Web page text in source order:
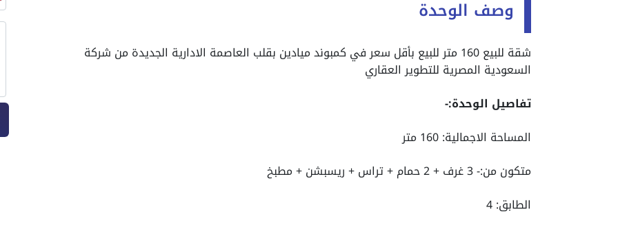
وصف الوحدة
شقة للبيع 160 متر للبيع بأقل سعر في كمبوند ميادين بقلب العاصمة الادارية الجديدة من شركة
السعودية المصرية للتطوير العقاري
تفاصيل الوحدة:-
المساحة الاجمالية: 160 متر
متكون من:- 3 غرف + 2 حمام + تراس + ريسبشن + مطبخ
الطابق: 4